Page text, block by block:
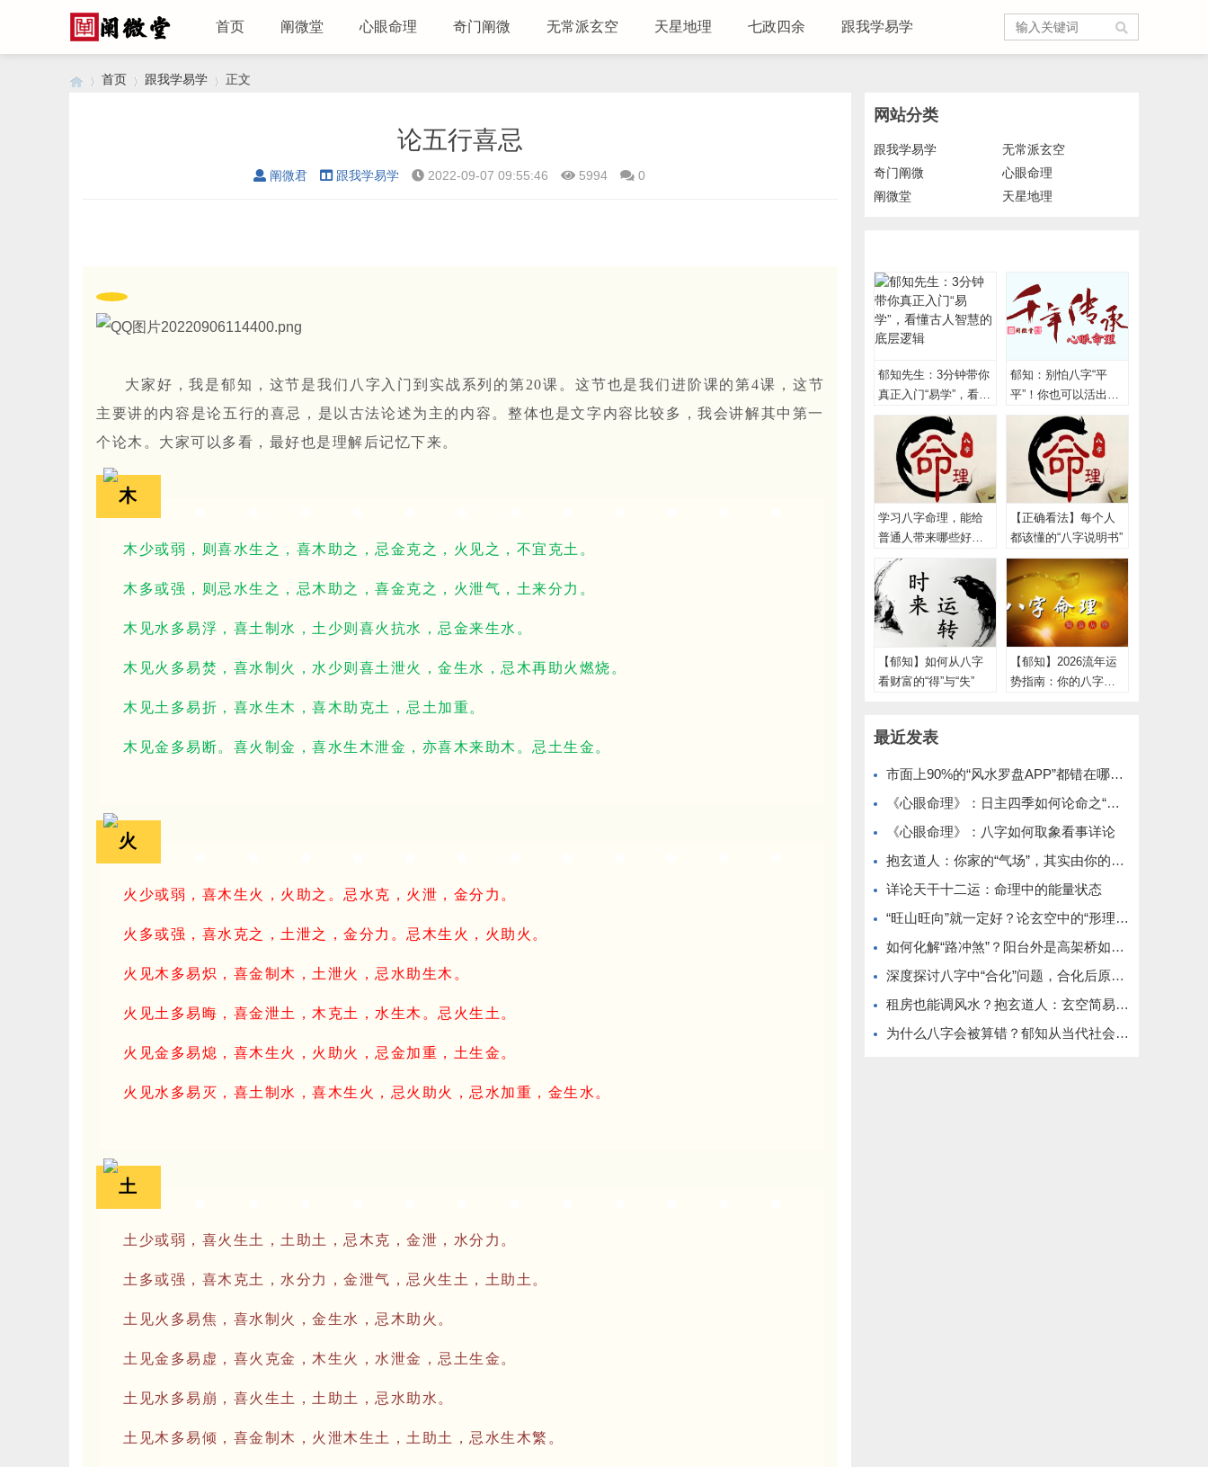
首页 阐微堂 心眼命理 奇门阐微 无常派玄空 天星地理 七政四余 跟我学易学
首页 跟我学易学 正文
论五行喜忌
阐微君 跟我学易学 2022-09-07 09:55:46 5994 0
大家好，我是郁知，这节是我们八字入门到实战系列的第20课。这节也是我们进阶课的第4课，这节
主要讲的内容是论五行的喜忌，是以古法论述为主的内容。整体也是文字内容比较多，我会讲解其中第一
个论木。大家可以多看，最好也是理解后记忆下来。
木
木少或弱，则喜水生之，喜木助之，忌金克之，火见之，不宜克土。
木多或强，则忌水生之，忌木助之，喜金克之，火泄气，土来分力。
木见水多易浮，喜土制水，土少则喜火抗水，忌金来生水。
木见火多易焚，喜水制火，水少则喜土泄火，金生水，忌木再助火燃烧。
木见土多易折，喜水生木，喜木助克土，忌土加重。
木见金多易断。喜火制金，喜水生木泄金，亦喜木来助木。忌土生金。
火
火少或弱，喜木生火，火助之。忌水克，火泄，金分力。
火多或强，喜水克之，土泄之，金分力。忌木生火，火助火。
火见木多易炽，喜金制木，土泄火，忌水助生木。
火见土多易晦，喜金泄土，木克土，水生木。忌火生土。
火见金多易熄，喜木生火，火助火，忌金加重，土生金。
火见水多易灭，喜土制水，喜木生火，忌火助火，忌水加重，金生水。
土
土少或弱，喜火生土，土助土，忌木克，金泄，水分力。
土多或强，喜木克土，水分力，金泄气，忌火生土，土助土。
土见火多易焦，喜水制火，金生水，忌木助火。
土见金多易虚，喜火克金，木生火，水泄金，忌土生金。
土见水多易崩，喜火生土，土助土，忌水助水。
土见木多易倾，喜金制木，火泄木生土，土助土，忌水生木繁。
网站分类
跟我学易学
无常派玄空
奇门阐微
心眼命理
阐微堂
天星地理
郁知先生：3分钟带你
真正入门“易学”，看懂
古人智慧的底层逻辑
郁知：别怕八字“平
平”！你也可以活出高
光人生
学习八字命理，能给
普通人带来哪些好
处？
【正确看法】每个人
都该懂的“八字说明书”
【郁知】如何从八字
看财富的“得”与“失”
【郁知】2026流年运
势指南：你的八字今
最近发表
市面上90%的“风水罗盘APP”都错在哪？简论“地理真北”与“磁北方向”
《心眼命理》：日主四季如何论命之“四季之木”
《心眼命理》：八字如何取象看事详论
抱玄道人：你家的“气场”，其实由你的日常动线决定
详论天干十二运：命理中的能量状态
“旺山旺向”就一定好？论玄空中的“形理互参”原则
如何化解“路冲煞”？阳台外是高架桥如何调整
深度探讨八字中“合化”问题，合化后原五行还在不在？
租房也能调风水？抱玄道人：玄空简易布局法（无需动土）
为什么八字会被算错？郁知从当代社会角度分析